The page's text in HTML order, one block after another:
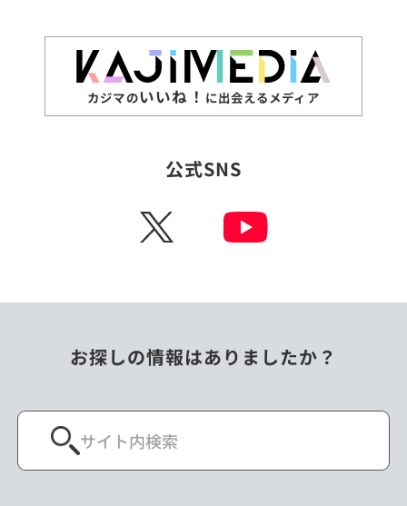
カジマのいいね！ に出会えるメディア
公式SNS
X
お探しの情報はありましたか？